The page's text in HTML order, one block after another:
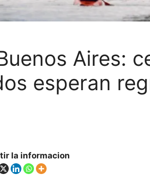
Aires:
esperan
la informacion